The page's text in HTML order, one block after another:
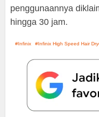
penggunaannya
hingga 30 jam.
Infinix Infinix High Speed Hair